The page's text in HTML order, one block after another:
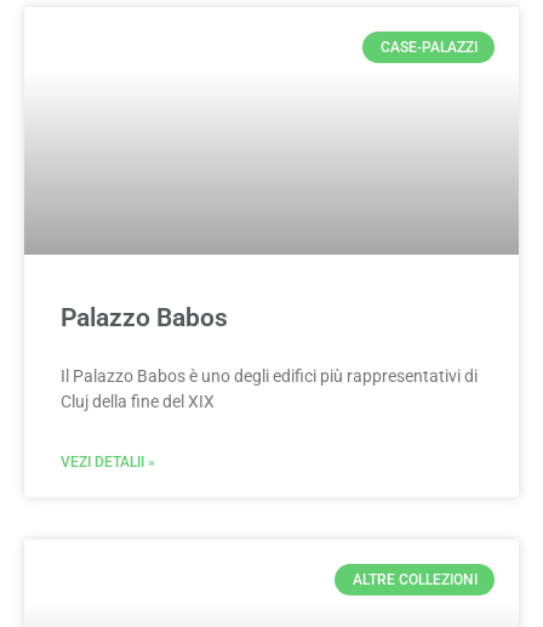
CASE-PALAZZI
Palazzo Babos
Il Palazzo Babos è uno degli edifici più rappresentativi di
Cluj della fine del XIX
VEZI DETALII »
ALTRE COLLEZIONI